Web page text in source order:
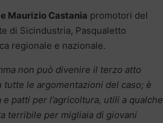
Maurizio Castania promotori del
di Sicindustria, Pasqualetto
regionale e nazionale.
non può divenire il terzo atto
le argomentazioni del caso; è
patti per l’agricoltura, utili a qualche
terribile per migliaia di giovani